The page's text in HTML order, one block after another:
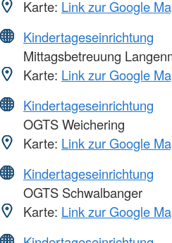
Karte: Link zur Google
Kindertageseinrichtung
Mittagsbetreuung
Karte: Link zur Google
Kindertageseinrichtung
OGTS Weichering
Karte: Link zur Google
Kindertageseinrichtung
OGTS Schwalbanger
Karte: Link zur Google